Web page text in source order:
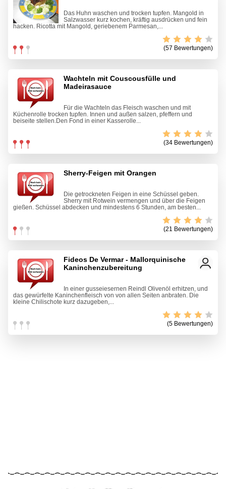
Das Huhn waschen und trocken tupfen. Mangold in
Salzwasser kurz kochen, kräftig ausdrücken und fein
hacken. Ricotta mit Mangold, geriebenem Parmesan,...
(57 Bewertungen)
Wachteln mit Couscousfülle und
Madeirasauce
Für die Wachteln das Fleisch waschen und mit
Küchenrolle trocken tupfen. Innen und außen salzen, pfeffern und
beiseite stellen.Den Fond in einer Kasserolle...
(34 Bewertungen)
Sherry-Feigen mit Orangen
Die getrockneten Feigen in eine Schüssel geben.
Sherry mit Rotwein vermengen und über die Feigen
gießen. Schüssel abdecken und mindestens 6 Stunden, am besten...
(21 Bewertungen)
Fideos De Vermar - Mallorquinische
Kaninchenzubereitung
In einer gusseiesernen Reindl Olivenöl erhitzen, und
das gewürfelte Kaninchenfleisch von von allen Seiten anbraten. Die
kleine Chilischote kurz dazugeben,...
(5 Bewertungen)